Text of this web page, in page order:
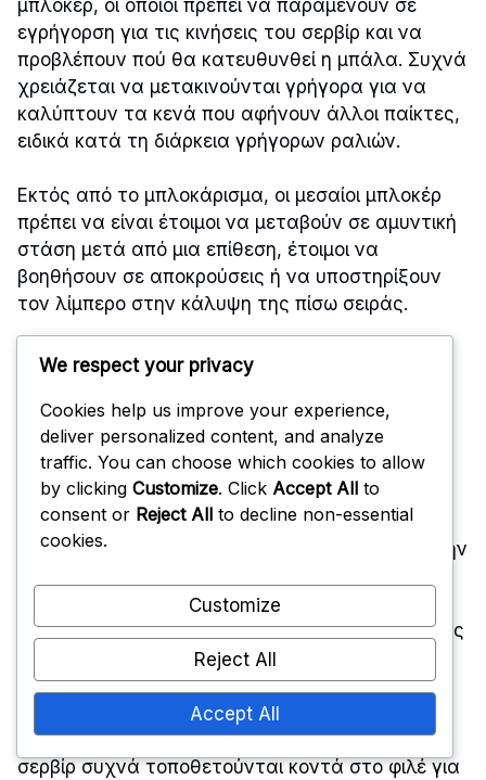
μπλοκέρ, οι οποίοι πρέπει να παραμένουν σε
εγρήγορση για τις κινήσεις του σερβίρ και να
προβλέπουν πού θα κατευθυνθεί η μπάλα. Συχνά
χρειάζεται να μετακινούνται γρήγορα για να
καλύπτουν τα κενά που αφήνουν άλλοι παίκτες,
ειδικά κατά τη διάρκεια γρήγορων ραλιών.
Εκτός από το μπλοκάρισμα, οι μεσαίοι μπλοκέρ
πρέπει να είναι έτοιμοι να μεταβούν σε αμυντική
στάση μετά από μια επίθεση, έτοιμοι να
βοηθήσουν σε αποκρούσεις ή να υποστηρίξουν
τον λίμπερο στην κάλυψη της πίσω σειράς.
Πώς οι σερβίρ
συμβάλλουν στην
αμυντική τοποθέτηση
Οι σερβίρ παίζουν ζωτικό ρόλο στην κάλυψη στην
τοποθέτηση μεταξύ των συμπαικτών. Πρέπει να
είναι ενήμεροι για τις επιθετικές στρατηγικές της
αντίπαλης ομάδας και να προσαρμόζουν τις
θέσεις των δικών τους παικτών ανάλογα.
Κατά τη διάρκεια μιας αμυντικής φάσης, οι
σερβίρ συχνά τοποθετούνται κοντά στο φιλέ για
We respect your privacy
Cookies help us improve your experience,
deliver personalized content, and analyze
traffic. You can choose which cookies to allow
by clicking Customize. Click Accept All to
consent or Reject All to decline non-essential
cookies.
Customize
Reject All
Accept All